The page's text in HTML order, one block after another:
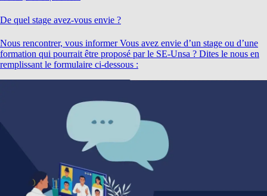
De quel stage avez-vous envie ?
Nous rencontrer, vous informer Vous avez envie d’un stage ou d’une
formation qui pourrait être proposé par le SE-Unsa ? Dites le nous en
remplissant le formulaire ci-dessous :